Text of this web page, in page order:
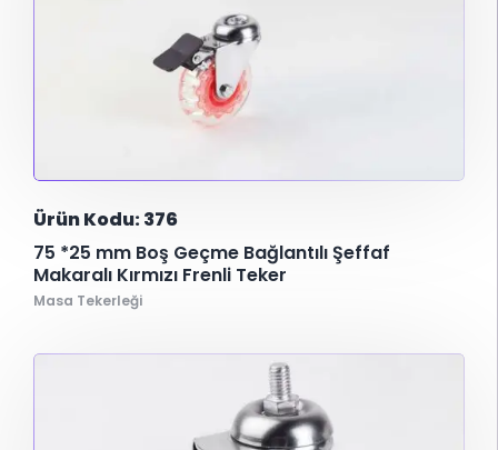
Ürün Kodu: 376
75 *25 mm Boş Geçme Bağlantılı Şeffaf
Makaralı Kırmızı Frenli Teker
Masa Tekerleği